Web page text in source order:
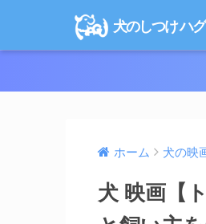
犬のしつけ ハグ
ホーム 犬の映
犬 映画【